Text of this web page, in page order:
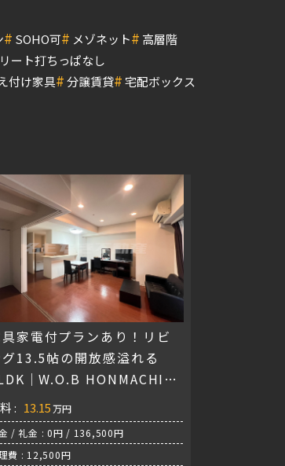
# SOHO可# メゾネット# 高層階
ート打ちっぱなし
付け家具#分譲賃貸#宅配ボックス
家電付プランあり！リビ
グ13.5帖の開放感溢れる
｜W.O.B HONMACHI-
: 13.15万円
/ 礼金 : 0円 / 136,500円
費 : 12,500円